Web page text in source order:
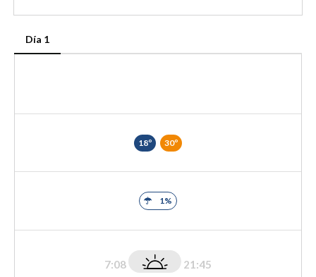
Día 1
18º 30º
1%
7:08 21:45